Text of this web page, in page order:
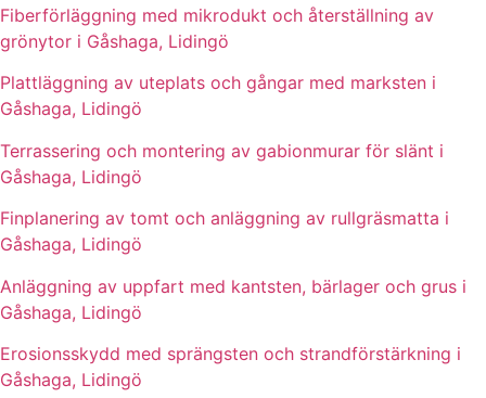
Fiberförläggning med mikrodukt och återställning av
grönytor i Gåshaga, Lidingö
Plattläggning av uteplats och gångar med marksten i
Gåshaga, Lidingö
Terrassering och montering av gabionmurar för slänt i
Gåshaga, Lidingö
Finplanering av tomt och anläggning av rullgräsmatta i
Gåshaga, Lidingö
Anläggning av uppfart med kantsten, bärlager och grus i
Gåshaga, Lidingö
Erosionsskydd med sprängsten och strandförstärkning i
Gåshaga, Lidingö